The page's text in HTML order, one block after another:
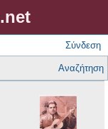
Σύνδεση
Αναζήτηση